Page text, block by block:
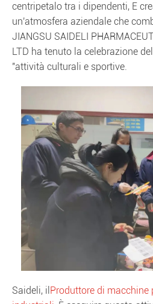
centripetalo tra i dipendenti, E
un'atmosfera aziendale che
JIANGSU SAIDELI
LTD ha tenuto la celebrazione
"attività culturali e sportive.
Saideli, il Produttore di macchine